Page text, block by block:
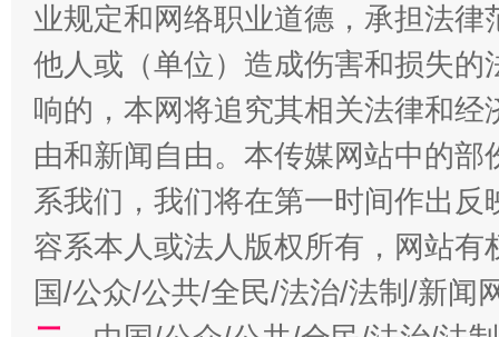
解纷+调解+退费，一次搞定
业规定和网络职业道德，承担法
他人或（单位）造成伤害和损失
响的，本网将追究其相关法律和
由和新闻自由。本传媒网站中的
系我们，我们将在第一时间作出
容系本人或法人版权所有，网站
国/公众/公共/全民/法治/法制/新闻